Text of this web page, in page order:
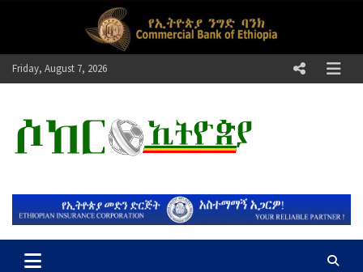
Friday, August 7, 2026
ሶከር ኢትዮጵያ